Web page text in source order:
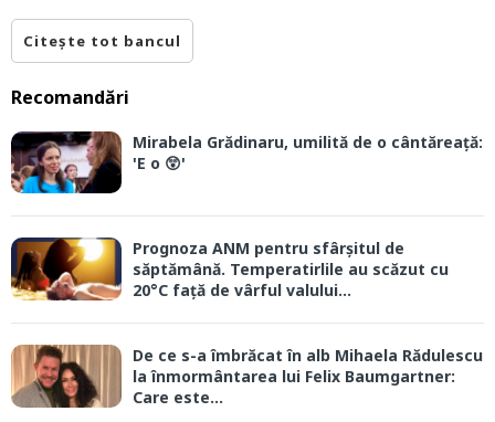
Citește tot bancul
Recomandări
Mirabela Grădinaru, umilită de o cântăreață:
'E o 😲'
Prognoza ANM pentru sfârșitul de
săptămână. Temperatirlile au scăzut cu
20°C față de vârful valului...
De ce s-a îmbrăcat în alb Mihaela Rădulescu
la înmormântarea lui Felix Baumgartner:
Care este...